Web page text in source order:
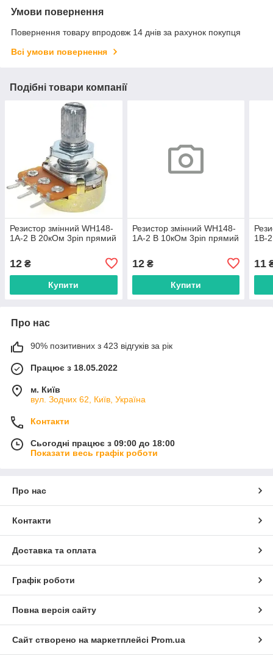
Умови повернення
Повернення товару впродовж 14 днів за рахунок покупця
Всі умови повернення
Подібні товари компанії
Резистор змінний WH148-
1A-2 B 20кОм 3pin прямий
12 ₴
Купити
Резистор змінний WH148-
1A-2 B 10кОм 3pin прямий
12₴
Купити
1B-
11
Про нас
90% позитивних з 423 відгуків за рік
Працює з 18.05.2022
м. Київ
вул. Зодчих 62, Київ, Україна
Контакти
Сьогодні працює з 09:00 до 18:00
Показати весь графік роботи
Про нас
Контакти
Доставка та оплата
Графік роботи
Повна версія сайту
Сайт створено на маркетплейсі Prom.ua